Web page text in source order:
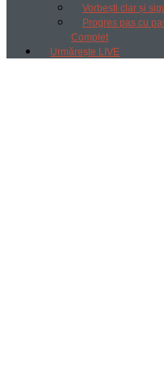
Vorbești clar și
Progres pas cu
Complet
Urmărește LIVE